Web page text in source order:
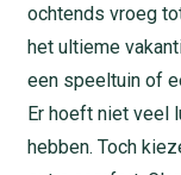
ochtends vroeg
het ultieme
een speeltuin of
Er hoeft niet veel
hebben. Toch